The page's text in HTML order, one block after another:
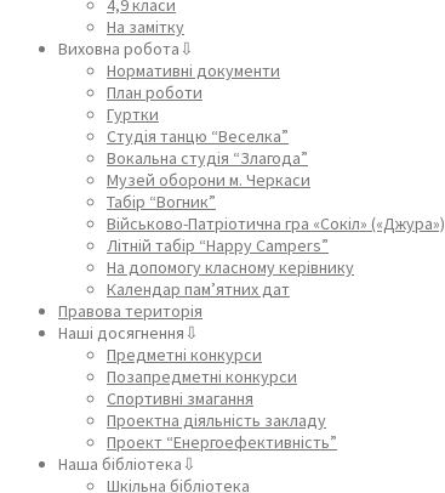
4,9 класи
На замітку
Виховна робота⇩
Нормативні документи
План роботи
Гуртки
Студія танцю “Веселка”
Вокальна студія “Злагода”
Музей оборони м. Черкаси
Табір “Вогник”
Військово-Патріотична гра «Сокіл» («Джура»)
Літній табір “Happy Campers”
На допомогу класному керівнику
Календар пам’ятних дат
Правова територія
Наші досягнення⇩
Предметні конкурси
Позапредметні конкурси
Спортивні змагання
Проектна діяльність закладу
Проект “Енергоефективність”
Наша бібліотека⇩
Шкільна бібліотека